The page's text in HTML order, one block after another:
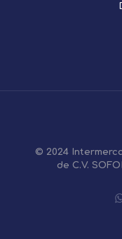
© 2024
de C.V.